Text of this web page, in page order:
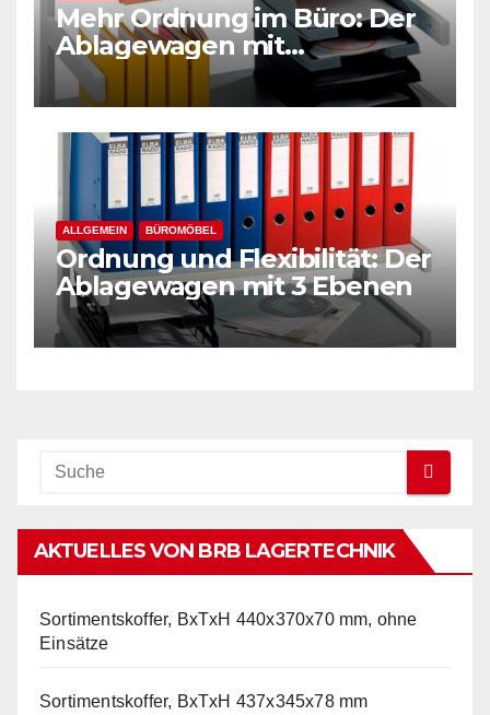
Mehr Ordnung im Büro: Der
Ablagewagen mit
Hängeregistratur
ALLGEMEIN BÜROMÖBEL
Ordnung und Flexibilität: Der
Ablagewagen mit 3 Ebenen
AKTUELLES VON BRB LAGERTECHNIK
Sortimentskoffer, BxTxH 440x370x70 mm, ohne
Einsätze
Sortimentskoffer, BxTxH 437x345x78 mm